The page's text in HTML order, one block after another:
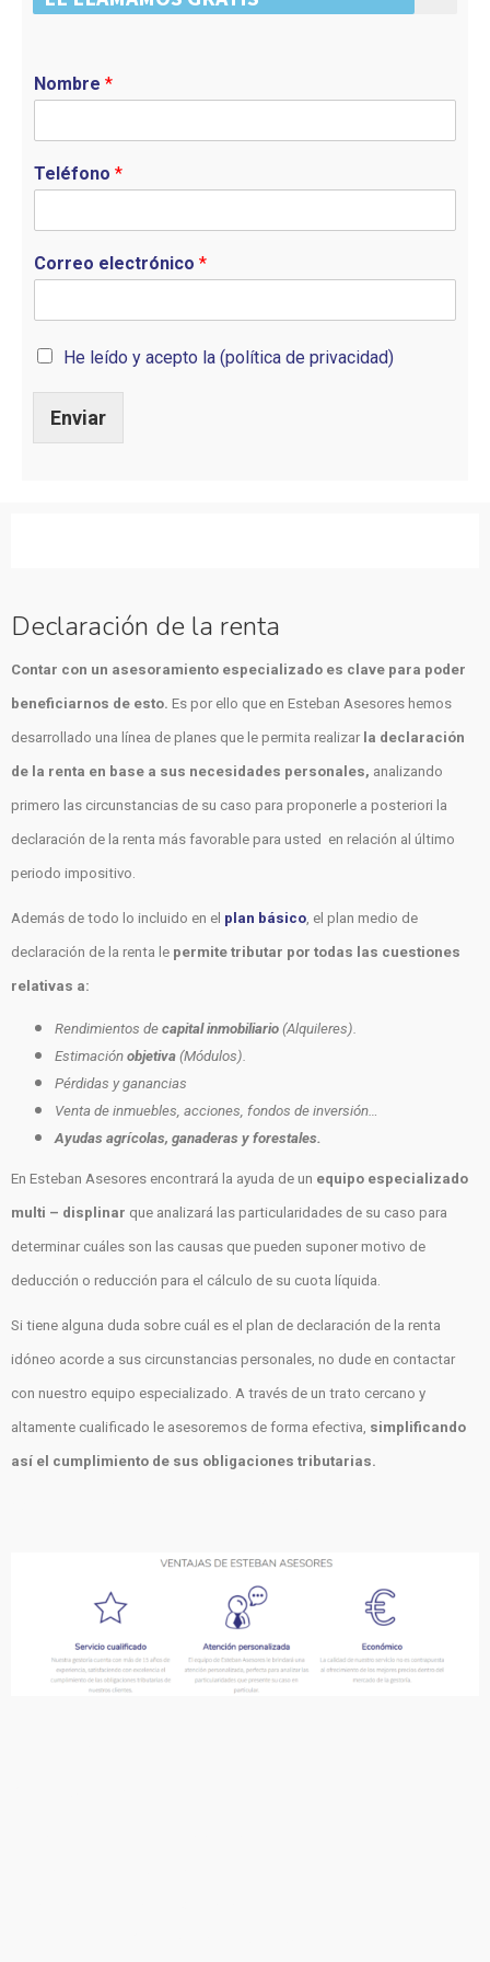
Nombre *
Teléfono *
Correo electrónico *
He leído y acepto la (política de privacidad)
Enviar
Declaración de la renta
Contar con un asesoramiento especializado es clave para poder
beneficiarnos de esto. Es por ello que en Esteban Asesores hemos
desarrollado una línea de planes que le permita realizar la declaración
de la renta en base a sus necesidades personales, analizando
primero las circunstancias de su caso para proponerle a posteriori la
declaración de la renta más favorable para usted en relación al último
periodo impositivo.
Además de todo lo incluido en el plan básico, el plan medio de
declaración de la renta le permite tributar por todas las cuestiones
relativas a:
Rendimientos de capital inmobiliario (Alquileres).
Estimación objetiva (Módulos).
Pérdidas y ganancias
Venta de inmuebles, acciones, fondos de inversión…
Ayudas agrícolas, ganaderas y forestales.
En Esteban Asesores encontrará la ayuda de un equipo especializado
multi – displinar que analizará las particularidades de su caso para
determinar cuáles son las causas que pueden suponer motivo de
deducción o reducción para el cálculo de su cuota líquida.
Si tiene alguna duda sobre cuál es el plan de declaración de la renta
idóneo acorde a sus circunstancias personales, no dude en contactar
con nuestro equipo especializado. A través de un trato cercano y
altamente cualificado le asesoremos de forma efectiva, simplificando
así el cumplimiento de sus obligaciones tributarias.